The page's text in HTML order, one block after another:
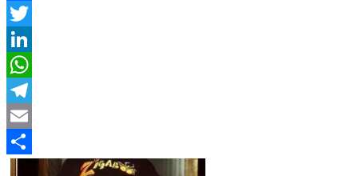
Facebook
Twitter
LinkedIn
WhatsApp
Telegram
Email
Compartir